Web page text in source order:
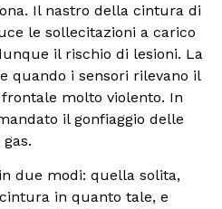
Il nastro della cintura di
le sollecitazioni a carico
il rischio di lesioni. La
quando i sensori rilevano il
molto violento. In
il gonfiaggio delle
due modi: quella solita,
in quanto tale, e